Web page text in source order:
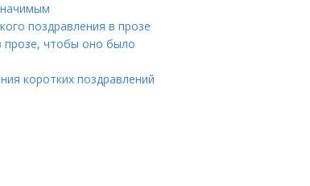
поздравления в прозе
прозе, чтобы оно было
коротких поздравлений